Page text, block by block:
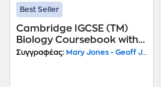
Best Seller
Cambridge IGCSE (TM)
Biology Coursebook with
Digital Access (2 Years)
Συγγραφέας: Mary Jones - Geoff Jones